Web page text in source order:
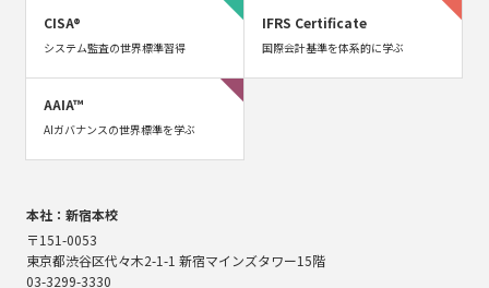
CISA®
システム監査の世界標準習得
IFRS Certificate
国際会計基準を体系的に学ぶ
AAIA™
AIガバナンスの世界標準を学ぶ
本社：新宿本校
〒151-0053
東京都渋谷区代々木2-1-1 新宿マインズタワー15階
03-3299-3330